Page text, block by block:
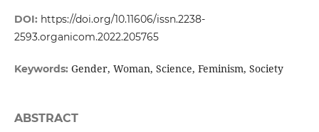
DOI: https://doi.org/10.11606/issn.2238-
2593.organicom.2022.205765
Keywords: Gender, Woman, Science, Feminism, Society
ABSTRACT